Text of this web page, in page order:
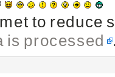
to reduce
is processed